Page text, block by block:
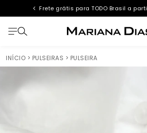
Frete grátis para TODO Brasil a
INÍCIO > PULSEIRAS > PULSEIRA